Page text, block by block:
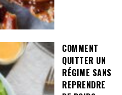
COMMENT
QUITTER UN
RÉGIME SANS
REPRENDRE